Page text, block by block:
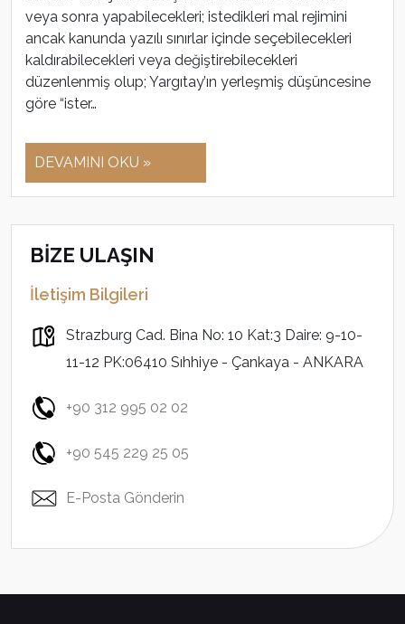
veya sonra yapabilecekleri; istedikleri mal rejimini
ancak kanunda yazılı sınırlar içinde seçebilecekleri
kaldırabilecekleri veya değiştirebilecekleri
düzenlenmiş olup; Yargıtay’ın yerleşmiş düşüncesine
göre “ister…
DEVAMINI OKU »
BİZE ULAŞIN
İletişim Bilgileri
Strazburg Cad. Bina No: 10 Kat:3 Daire: 9-10-
11-12 PK:06410 Sıhhiye - Çankaya - ANKARA
+90 312 995 02 02
+90 545 229 25 05
E-Posta Gönderin